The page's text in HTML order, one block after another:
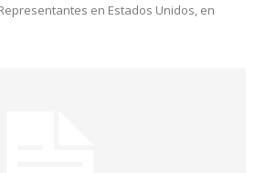
en Estados Unidos, en